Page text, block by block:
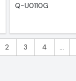
Q-U0110G
2 3 4 ...